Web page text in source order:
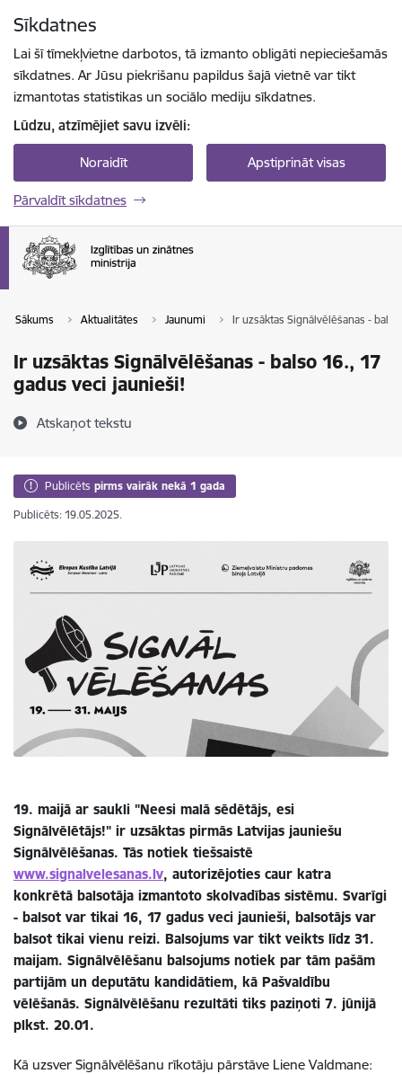
Sīkdatnes
Lai šī tīmekļvietne darbotos, tā izmanto obligāti nepieciešamās
sīkdatnes. Ar Jūsu piekrišanu papildus šajā vietnē var tikt
izmantotas statistikas un sociālo mediju sīkdatnes.
Lūdzu, atzīmējiet savu izvēli:
Noraidīt Apstiprināt visas
Pārvaldīt sīkdatnes
Sākums Aktualitātes Jaunumi Ir uzsāktas Signālvēlēšanas -
Ir uzsāktas Signālvēlēšanas - balso 16., 17
gadus veci jaunieši!
Atskaņot tekstu
Publicēts pirms vairāk nekā 1 gada
Publicēts: 19.05.2025.
19. maijā ar saukli "Neesi malā sēdētājs, esi
Signālvēlētājs!" ir uzsāktas pirmās Latvijas jauniešu
Signālvēlēšanas. Tās notiek tiešsaistē
www.signalvelesanas.lv, autorizējoties caur katra
konkrētā balsotāja izmantoto skolvadības sistēmu. Svarīgi
- balsot var tikai 16, 17 gadus veci jaunieši, balsotājs var
balsot tikai vienu reizi. Balsojums var tikt veikts līdz 31.
maijam. Signālvēlēšanu balsojums notiek par tām pašām
partijām un deputātu kandidātiem, kā Pašvaldību
vēlēšanās. Signālvēlēšanu rezultāti tiks paziņoti 7. jūnijā
plkst. 20.01.
Kā uzsver Signālvēlēšanu rīkotāju pārstāve Liene Valdmane: